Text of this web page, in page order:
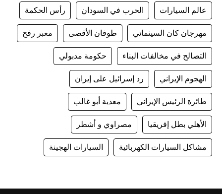
عالم السيارات الحرب في السودان رأس الحكمة
مهرجان كان السينمائي طوفان الأقصى معبر رفح
التصالح في مخالفات البناء حكومة مدبولي
الهجوم الإيراني رد إسرائيل على إيران
طائرة الرئيس الإيراني معدية أبو غالب
الأهلي بطل إفريقيا مصراوي و أشطر
مشاكل السيارات الكهربائية السيارات الهجينة